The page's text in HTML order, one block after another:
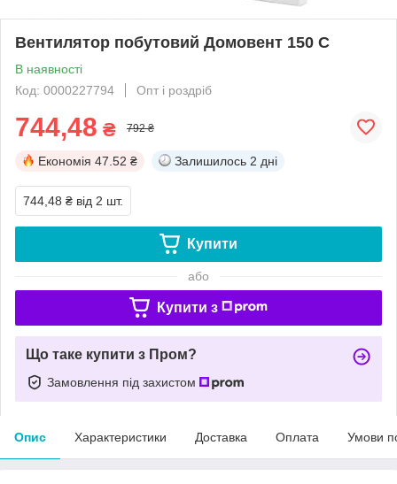
Вентилятор побутовий Домовент 150 С
В наявності
Код: 0000227794
Опт і роздріб
744,48 ₴ 792 ₴
Економія 47.52 ₴ Залишилось 2 дні
744,48 ₴ від 2 шт.
Купити
або
Купити з
Що таке купити з Пром?
Замовлення під захистом
Опис Характеристики Доставка Оплата Умови